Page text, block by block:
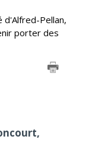
d'Alfred-Pellan,
porter des